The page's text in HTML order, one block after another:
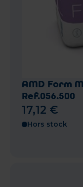
AMD Form
Ref.056.500
17,12 €
Hors stock